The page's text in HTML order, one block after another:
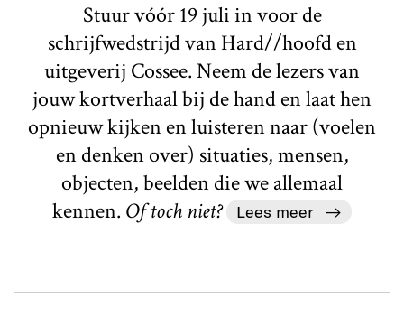
Stuur vóór 19 juli in voor de
schrijfwedstrijd van Hard//hoofd en
uitgeverij Cossee. Neem de lezers van
jouw kortverhaal bij de hand en laat hen
opnieuw kijken en luisteren naar (voelen
en denken over) situaties, mensen,
objecten, beelden die we allemaal
kennen. Of toch niet? Lees meer